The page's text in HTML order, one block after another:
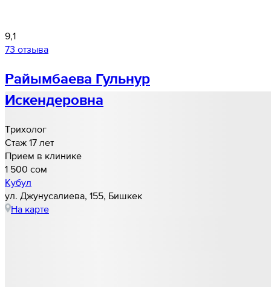
9,1
73 отзыва
Райымбаева Гульнур
Искендеровна
Трихолог
Стаж 17 лет
Прием в клинике
1 500 cом
Кубул
ул. Джунусалиева, 155, Бишкек
На карте